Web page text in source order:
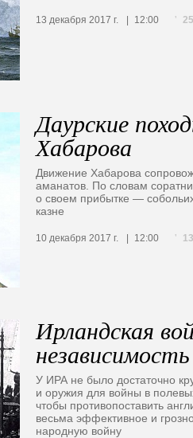
13 декабря 2017 г. 12:00
Даурские
Хабарова
Движение Хабарова
аманатов. По словам
о своем прибытке —
казне
10 декабря 2017 г. 12:00
Ирландская
независимость
У ИРА не было достаточно
и оружия для войны в
чтобы противопоставить
весьма эффективное и
народную войну